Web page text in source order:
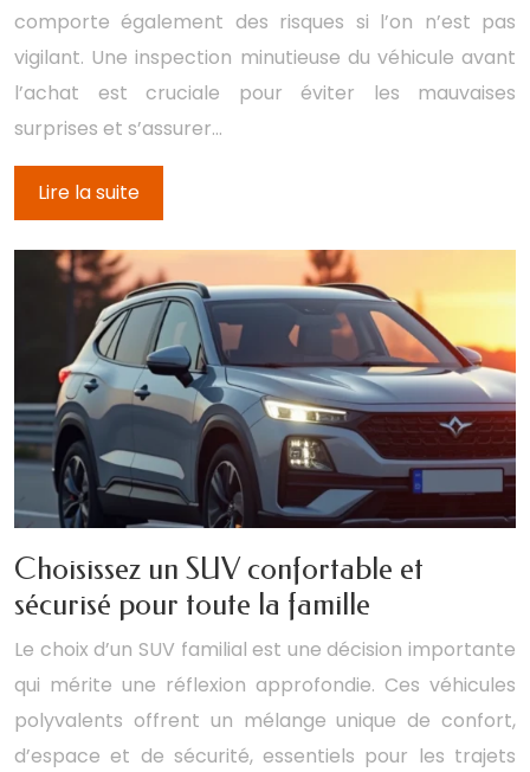
comporte également des risques si l’on n’est pas
vigilant. Une inspection minutieuse du véhicule avant
l’achat est cruciale pour éviter les mauvaises
surprises et s’assurer…
Lire la suite
Choisissez un SUV confortable et
sécurisé pour toute la famille
Le choix d’un SUV familial est une décision importante
qui mérite une réflexion approfondie. Ces véhicules
polyvalents offrent un mélange unique de confort,
d’espace et de sécurité, essentiels pour les trajets